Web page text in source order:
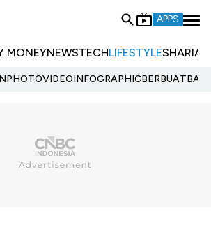
APPS
MONEYNEWSTECHLIFESTYLESHARIA
PHOTOVIDEOINFOGRAPHIC